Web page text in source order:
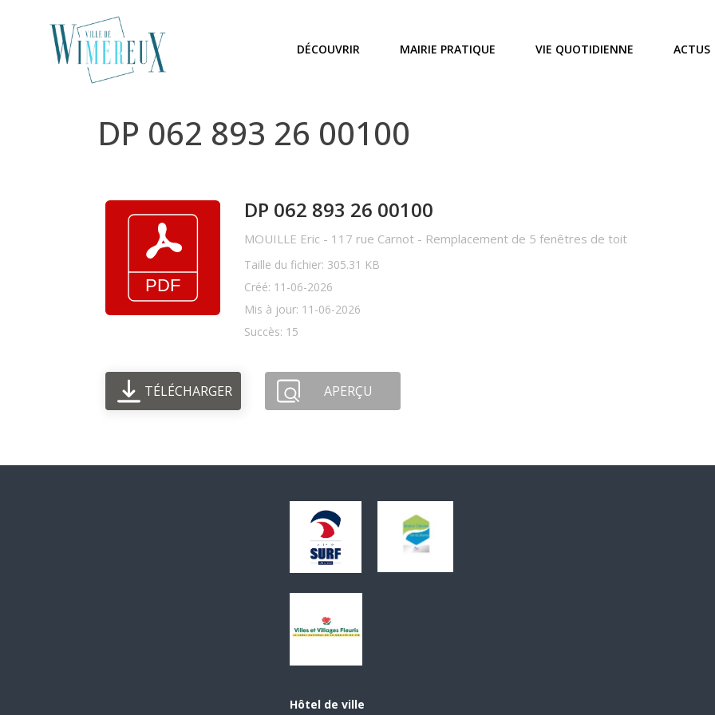
DÉCOUVRIR MAIRIE PRATIQUE VIE QUOTIDIENNE ACTUS
DP 062 893 26 00100
DP 062 893 26 00100
MOUILLE Eric - 117 rue Carnot - Remplacement de 5 fenêtres de toit
Taille du fichier: 305.31 KB
Créé: 11-06-2026
Mis à jour: 11-06-2026
Succès: 15
TÉLÉCHARGER APERÇU
Hôtel de ville